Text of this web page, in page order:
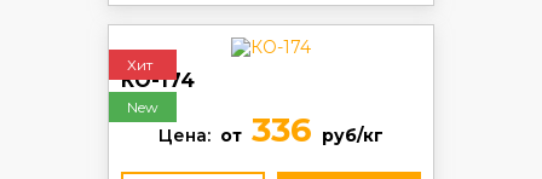
Хит
New
КО-174
Цена: от 336 руб/кг